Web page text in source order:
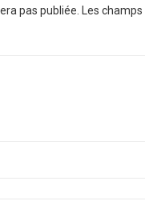
pas publiée. Les